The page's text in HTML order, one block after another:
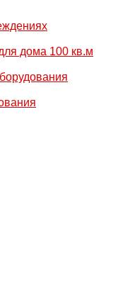
дома 100 кв.м